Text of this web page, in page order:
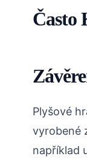
Často
Plyšové
vyrobené
například